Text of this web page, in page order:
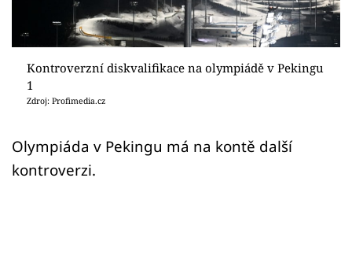
Přihlášení
Sledujte nás
Kontroverzní diskvalifikace na olympiádě v Pekingu
1
Zdroj: Profimedia.cz
Olympiáda v Pekingu má na kontě další
kontroverzi.